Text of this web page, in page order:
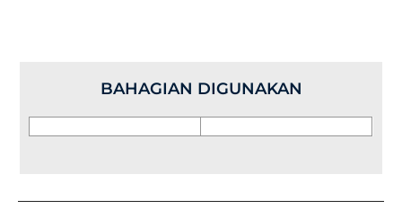
BAHAGIAN DIGUNAKAN